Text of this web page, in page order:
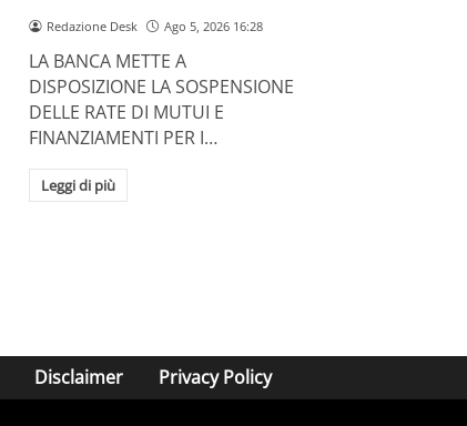
Redazione Desk Ago 5, 2026 16:28
LA BANCA METTE A
DISPOSIZIONE LA SOSPENSIONE
DELLE RATE DI MUTUI E
FINANZIAMENTI PER I…
Leggi di più
Disclaimer Privacy Policy